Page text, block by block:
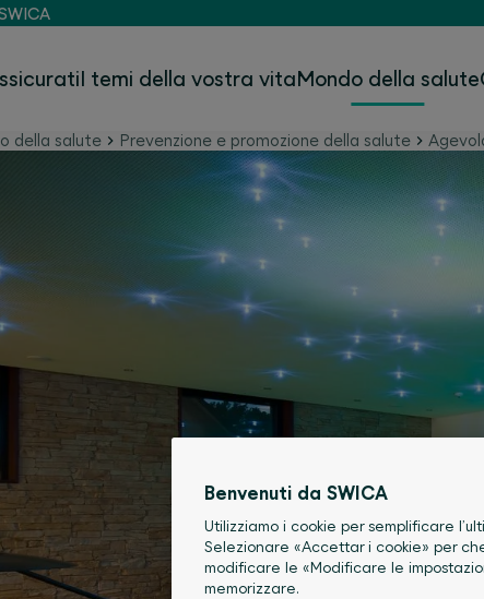
I temi della vostra vitaMondo della salute
della salute Prevenzione e promozione della salute
Benvenuti da SWICA
Utilizziamo i cookie per semplificare
Selezionare «Accettar i cookie» per
modificare le «Modificare le
memorizzare.